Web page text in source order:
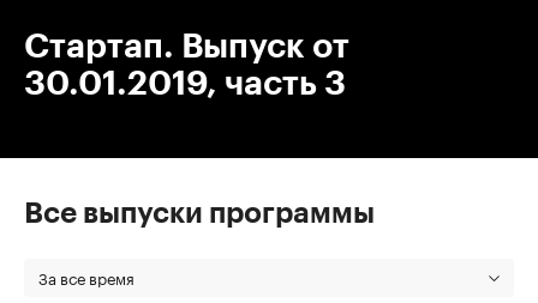
Стартап. Выпуск от
30.01.2019, часть 3
Все выпуски программы
За все время